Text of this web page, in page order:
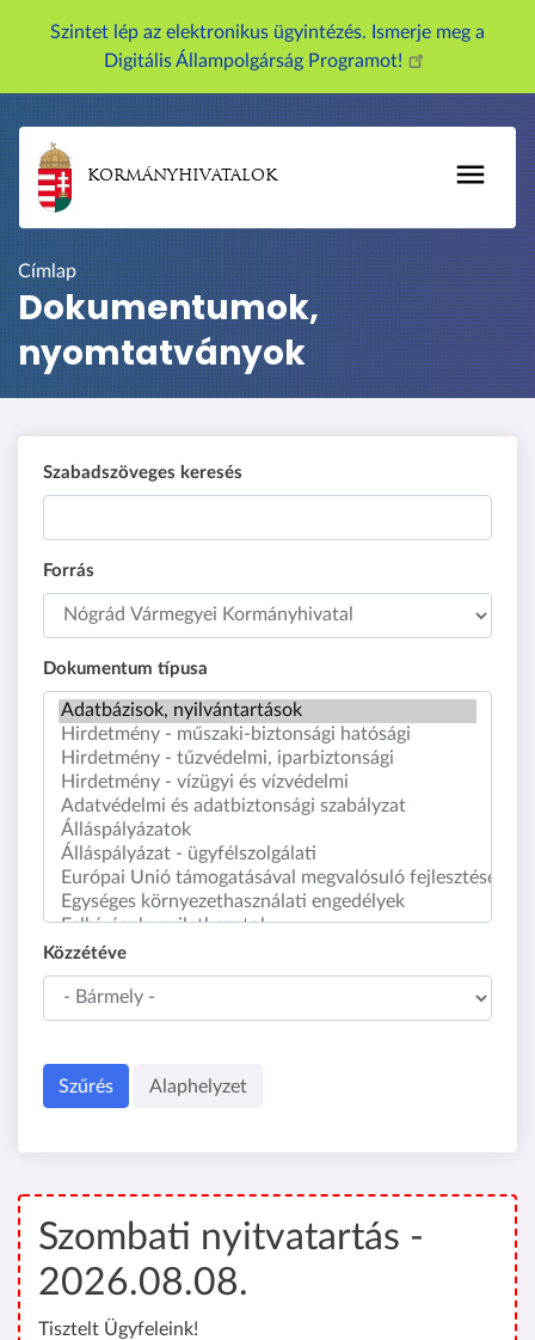
á
a
a
r
t
a
l
o
r
Szintet lép az elektronikus ügyintézés. Ismerje meg a
Digitális Állampolgárság Programot!
KORMÁNYHIVATALOK
Címlap
Dokumentumok,
nyomtatványok
Szabadszöveges keresés
Forrás
Dokumentum típusa
Közzétéve
Szűrés Alaphelyzet
Szombati nyitvatartás -
2026.08.08.
Tisztelt Ügyfeleink!